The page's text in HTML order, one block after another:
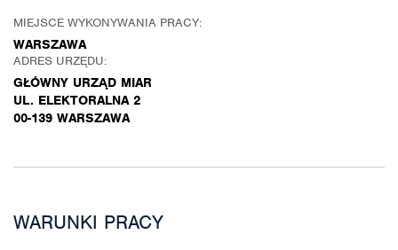
MIEJSCE WYKONYWANIA PRACY:
WARSZAWA
ADRES URZĘDU:
GŁÓWNY URZĄD MIAR
UL. ELEKTORALNA 2
00-139 WARSZAWA
WARUNKI PRACY